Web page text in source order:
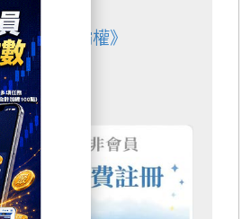
AI 硬體霸權》